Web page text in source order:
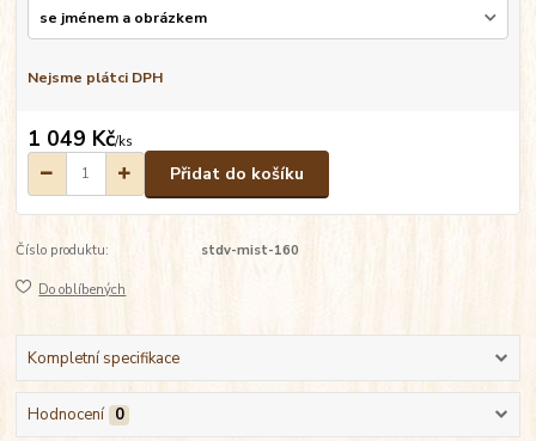
Nejsme plátci DPH
1 049 Kč/ks
Přidat do košíku
Číslo produktu: stdv-mist-160
Do oblíbených
Kompletní specifikace
Hodnocení 0